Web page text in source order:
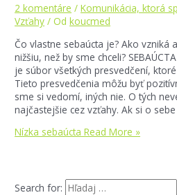
2 komentáre /Komunikácia, ktorá
Vzťahy / Od koucmed
Čo vlastne sebaúcta je? Ako vzniká
nižšiu, než by sme chceli?
je súbor všetkých presvedčení,
Tieto presvedčenia môžu byť
sme si vedomí, iných nie. O tých
najčastejšie cez vzťahy. Ak si o
Nízka sebaúcta Read More »
Search for: